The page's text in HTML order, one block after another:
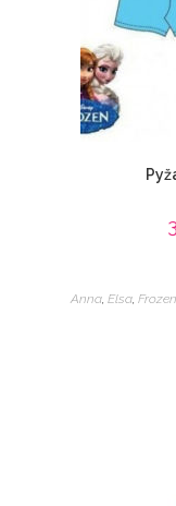
Anna, Elsa,